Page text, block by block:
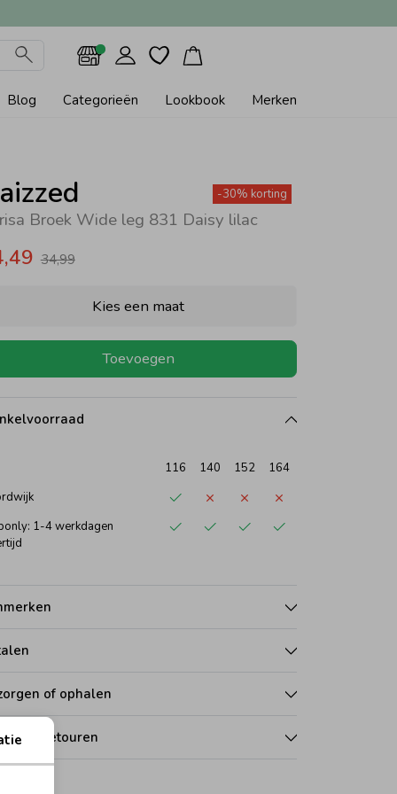
Blog Categorieën Lookbook Merken
Broek Wide leg 831 Daisy lilac
-30% korting
34,99
Kies een maat
Toevoegen
116 140 152
164
1-4 werkdagen
of ophalen
en retouren